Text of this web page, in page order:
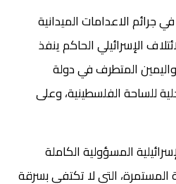
الاعدامات الميدانية
الإسرائيلي الحاكم ينفذ
المتطرف في دولة
للساحة الفلسطينية، وعلى
المسؤولية الكاملة
التي لا تكتفي بسرقة